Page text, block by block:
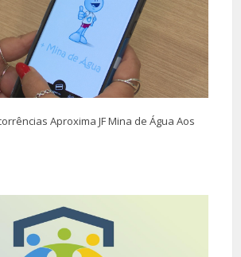
Aproxima JF Mina de Água Aos